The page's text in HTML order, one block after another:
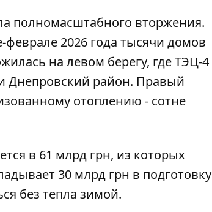
полномасштабного вторжения.
2026 года тысячи домов
на левом берегу, где ТЭЦ-4
Днепровский район. Правый
отоплению - сотне
в 61 млрд грн, из которых
30 млрд грн в подготовку
без тепла зимой.